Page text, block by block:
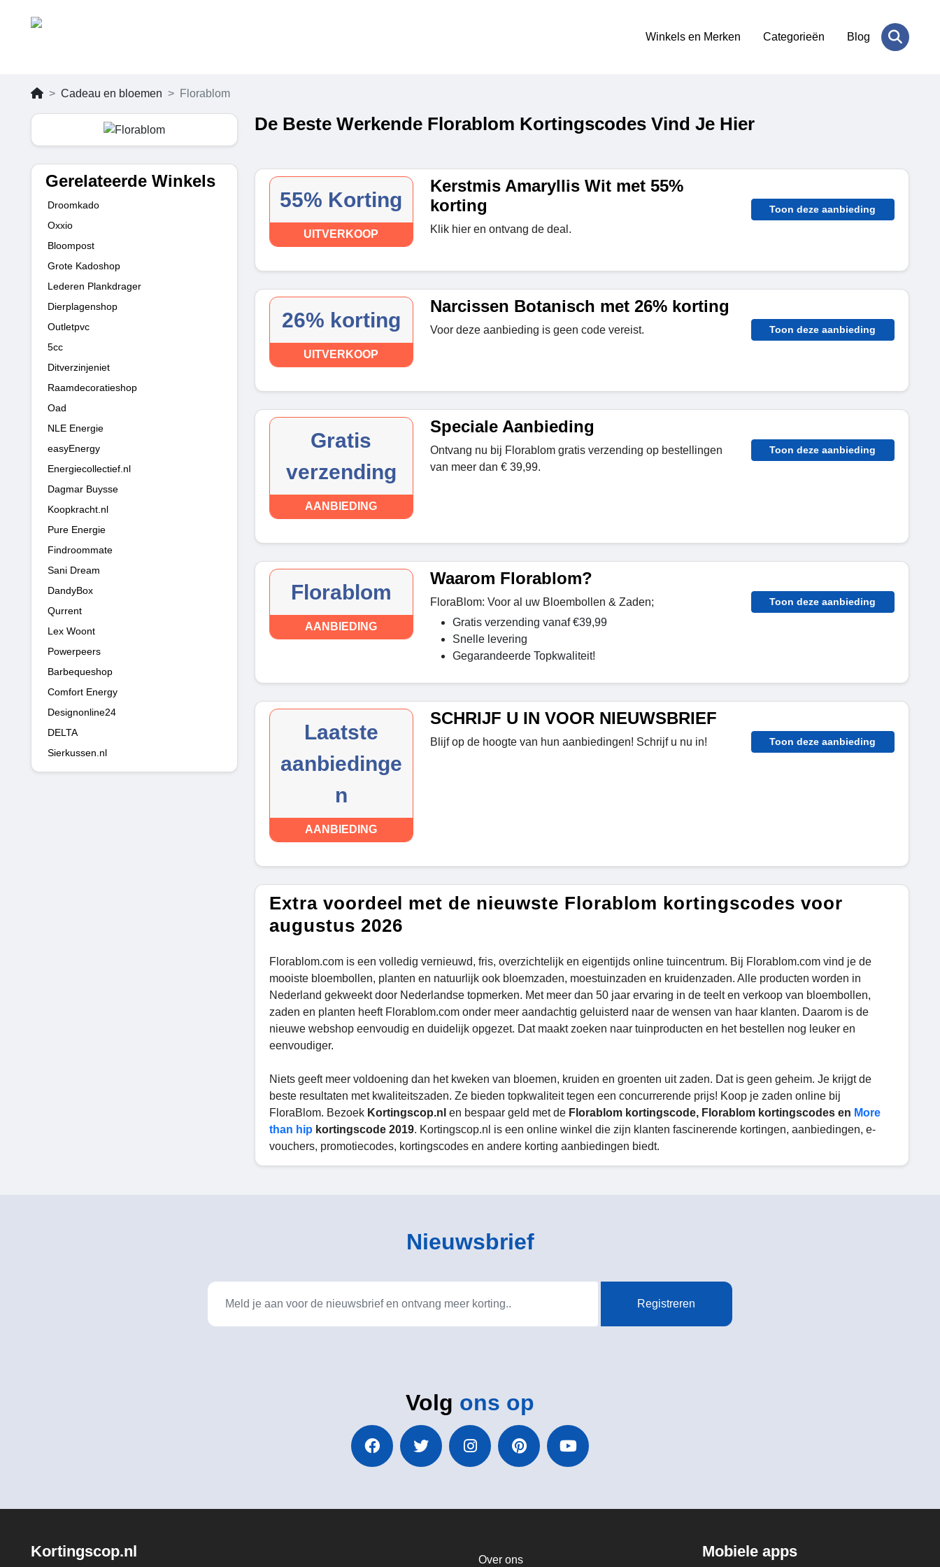
Winkels en Merken Categorieën Blog
Cadeau en bloemen Florablom
Gerelateerde Winkels
Droomkado
Oxxio
Bloompost
Grote Kadoshop
Lederen Plankdrager
Dierplagenshop
Outletpvc
5cc
Ditverzinjeniet
Raamdecoratieshop
Oad
NLE Energie
easyEnergy
Energiecollectief.nl
Dagmar Buysse
Koopkracht.nl
Pure Energie
Findroommate
Sani Dream
DandyBox
Qurrent
Lex Woont
Powerpeers
Barbequeshop
Comfort Energy
Designonline24
DELTA
Sierkussen.nl
De Beste Werkende Florablom Kortingscodes Vind Je Hier
55% Korting
UITVERKOOP
Kerstmis Amaryllis Wit met 55%
korting
Klik hier en ontvang de deal.
Toon deze aanbieding
26% korting
UITVERKOOP
Narcissen Botanisch met 26% korting
Voor deze aanbieding is geen code vereist. Toon deze aanbieding
Gratis
verzending
AANBIEDING
Speciale Aanbieding
Ontvang nu bij Florablom gratis verzending op bestellingen
van meer dan € 39,99.
Toon deze aanbieding
Florablom
AANBIEDING
Waarom Florablom?
FloraBlom: Voor al uw Bloembollen & Zaden;
Gratis verzending vanaf €39,99
Snelle levering
Gegarandeerde Topkwaliteit!
Toon deze aanbieding
Laatste
aanbiedinge
n
AANBIEDING
SCHRIJF U IN VOOR NIEUWSBRIEF
Blijf op de hoogte van hun aanbiedingen! Schrijf u nu in! Toon deze aanbieding
Extra voordeel met de nieuwste Florablom kortingscodes voor
augustus 2026
Florablom.com is een volledig vernieuwd, fris, overzichtelijk en eigentijds online tuincentrum. Bij Florablom.com vind je de
mooiste bloembollen, planten en natuurlijk ook bloemzaden, moestuinzaden en kruidenzaden. Alle producten worden in
Nederland gekweekt door Nederlandse topmerken. Met meer dan 50 jaar ervaring in de teelt en verkoop van bloembollen,
zaden en planten heeft Florablom.com onder meer aandachtig geluisterd naar de wensen van haar klanten. Daarom is de
nieuwe webshop eenvoudig en duidelijk opgezet. Dat maakt zoeken naar tuinproducten en het bestellen nog leuker en
eenvoudiger.
Niets geeft meer voldoening dan het kweken van bloemen, kruiden en groenten uit zaden. Dat is geen geheim. Je krijgt de
beste resultaten met kwaliteitszaden. Ze bieden topkwaliteit tegen een concurrerende prijs! Koop je zaden online bij
FloraBlom. Bezoek Kortingscop.nl en bespaar geld met de Florablom kortingscode, Florablom kortingscodes en More
than hip kortingscode 2019. Kortingscop.nl is een online winkel die zijn klanten fascinerende kortingen, aanbiedingen, e-
vouchers, promotiecodes, kortingscodes en andere korting aanbiedingen biedt.
Nieuwsbrief
Registreren
Volg ons op
Kortingscop.nl Over ons Mobiele apps